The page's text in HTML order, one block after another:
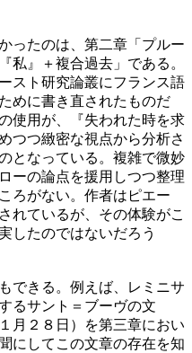
ったのは、第二章「プルー
私』＋複合過去」である。
スト研究論叢にフランス語
めに書き直されたものだ
使用が、『失われた時を求
つつ緻密な視点から分析さ
となっている。複雑で微妙
ーの論点を援用しつつ整理
ろがない。作者はピエー
れているが、その体験がこ
したのではないだろう
できる。例えば、レミニサ
るサント＝ブーヴの文
月２８日）を第三章におい
にしてこの文章の存在を知